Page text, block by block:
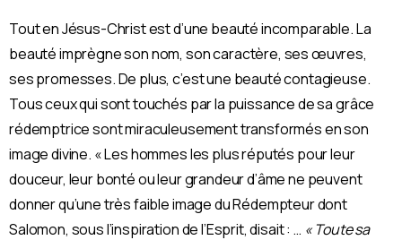
Tout en Jésus-Christ est d’une beauté incomparable. La
beauté imprègne son nom, son caractère, ses œuvres,
ses promesses. De plus, c’est une beauté contagieuse.
Tous ceux qui sont touchés par la puissance de sa grâce
rédemptrice sont miraculeusement transformés en son
image divine. « Les hommes les plus réputés pour leur
douceur, leur bonté ou leur grandeur d’âme ne peuvent
donner qu’une très faible image du Rédempteur dont
Salomon, sous l’inspiration de l’Esprit, disait : … « Toute sa